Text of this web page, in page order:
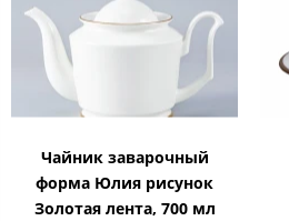
Чайник заварочный
форма Юлия рисунок
Золотая лента, 700 мл